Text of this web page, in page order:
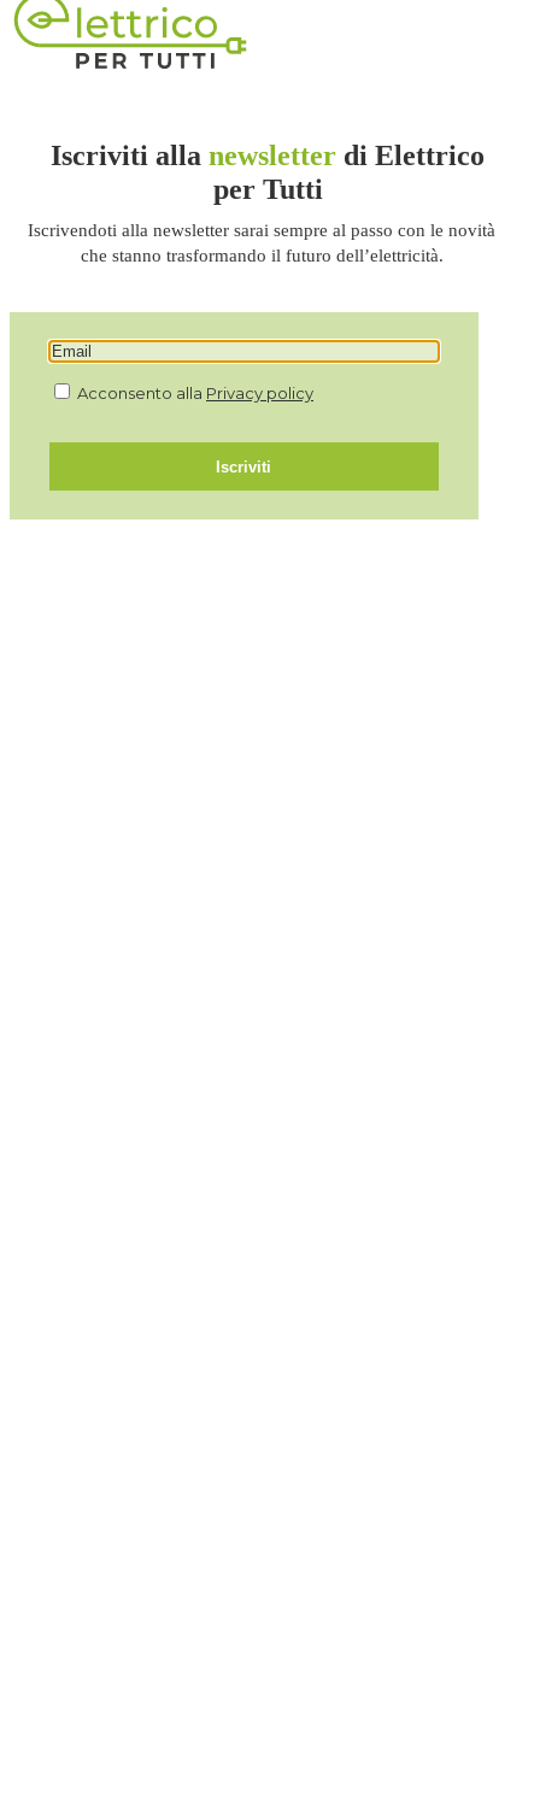
Iscriviti allanewsletter di Elettrico
per Tutti
Iscrivendoti alla newsletter sarai sempre al passo con le novità
che stanno trasformando il futuro dell’elettricità.
Acconsento alla Privacy policy
Iscriviti